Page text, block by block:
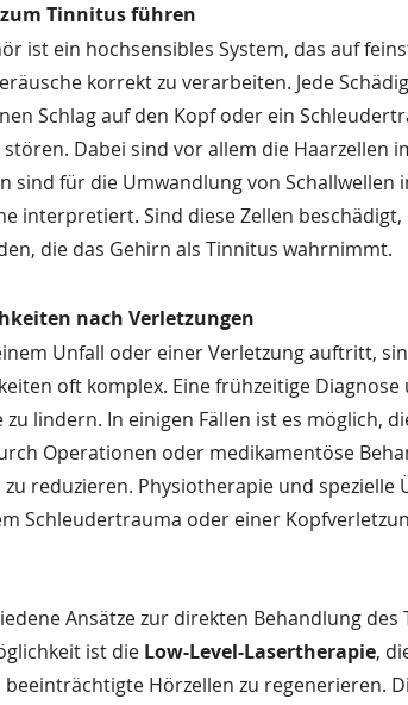
Tinnitus führen
ist ein hochsensibles System, das auf
korrekt zu verarbeiten. Jede
Schlag auf den Kopf oder ein
Dabei sind vor allem die Haarzellen
sind für die Umwandlung von Schallwellen
interpretiert. Sind diese Zellen
die das Gehirn als Tinnitus wahrnimmt.
nach Verletzungen
Unfall oder einer Verletzung auftritt,
oft komplex. Eine frühzeitige
lindern. In einigen Fällen ist es möglich,
Operationen oder medikamentöse
reduzieren. Physiotherapie und spezielle
Schleudertrauma oder einer
Ansätze zur direkten Behandlung des
ist die Low-Level-Lasertherapie,
Hörzellen zu regenerieren.